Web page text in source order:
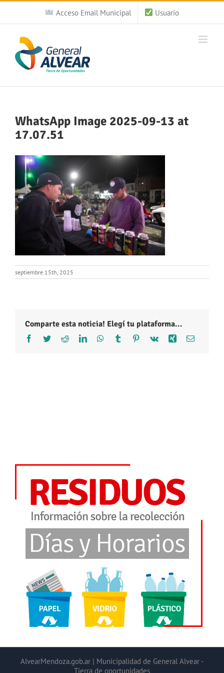
Saltar
contenido
Acceso Email Municipal Usuario
WhatsApp Image 2025-09-13 at
17.07.51
septiembre 15th, 2025
Comparte esta noticia! Elegí tu plataforma...
Facebook
TwitterRedditLinkedInWhatsApp
Tumblr Pinterest
Vk Xing Correo
AlvearMendoza.gob.ar | Municipalidad de General Alvear -
Tierra de oportunidades